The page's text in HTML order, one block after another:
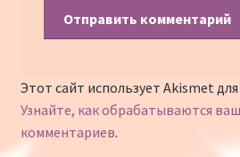
Этот сайт использует Akismet
Узнайте, как обрабатываются
комментариев.